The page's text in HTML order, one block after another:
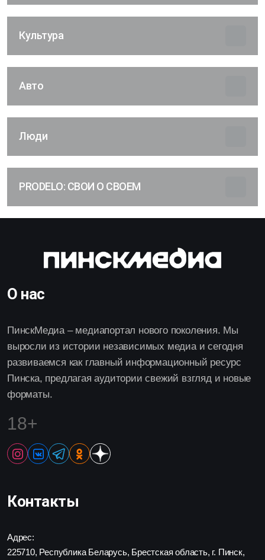
Культура
Авто
Люди
PRODELO: СВОИ О СВОЕМ
О нас
ПинскМедиа – медиапортал нового поколения. Мы
выросли из истории независимых медиа и сегодня
развиваемся как главный информационный ресурс
Пинска, предлагая аудитории свежий взгляд и новые
форматы.
18+
Контакты
Адрес:
225710, Республика Беларусь, Брестская область, г. Пинск,